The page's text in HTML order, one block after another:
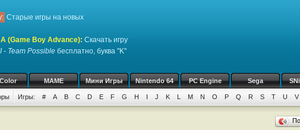
Старые игры на новых
(Game Boy Advance): Скачать игру
- Team Possible бесплатно, буква "K"
MAME Мини Игры Nintendo 64 PC Engine Sega
Игры: # A B C D E F G H I J K L M N O P Q R S T U V